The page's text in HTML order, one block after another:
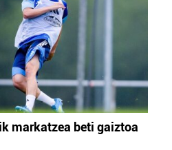
markatzea beti gaiztoa